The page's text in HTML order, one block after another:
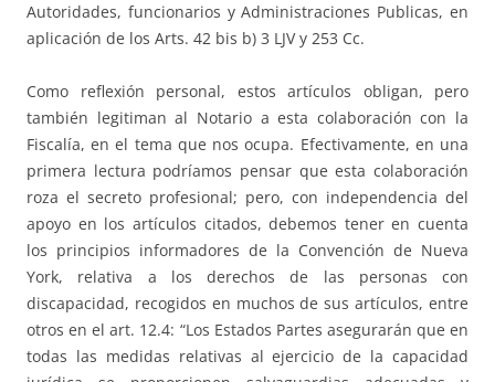
Autoridades, funcionarios y Administraciones Publicas, en
aplicación de los Arts. 42 bis b) 3 LJV y 253 Cc.
Como reflexión personal, estos artículos obligan, pero
también legitiman al Notario a esta colaboración con la
Fiscalía, en el tema que nos ocupa. Efectivamente, en una
primera lectura podríamos pensar que esta colaboración
roza el secreto profesional; pero, con independencia del
apoyo en los artículos citados, debemos tener en cuenta
los principios informadores de la Convención de Nueva
York, relativa a los derechos de las personas con
discapacidad, recogidos en muchos de sus artículos, entre
otros en el art. 12.4: “Los Estados Partes asegurarán que en
todas las medidas relativas al ejercicio de la capacidad